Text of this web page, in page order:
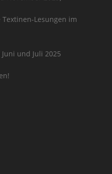
Lesungen im
und Juli 2025